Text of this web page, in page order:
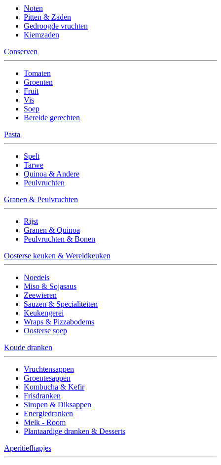
Noten
Pitten & Zaden
Gedroogde vruchten
Kiemzaden
Conserven
Tomaten
Groenten
Fruit
Vis
Soep
Bereide gerechten
Pasta
Spelt
Tarwe
Quinoa & Andere
Peulvruchten
Granen & Peulvruchten
Rijst
Granen & Quinoa
Peulvruchten & Bonen
Oosterse keuken & Wereldkeuken
Noedels
Miso & Sojasaus
Zeewieren
Sauzen & Specialiteiten
Keukengerei
Wraps & Pizzabodems
Oosterse soep
Koude dranken
Vruchtensappen
Groentesappen
Kombucha & Kefir
Frisdranken
Siropen & Diksappen
Energiedranken
Melk - Room
Plantaardige dranken & Desserts
Aperitiefhapjes